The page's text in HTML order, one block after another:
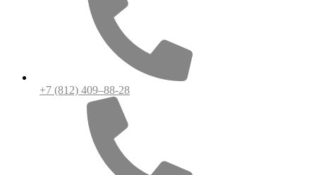
+7 (812) 409–88-28